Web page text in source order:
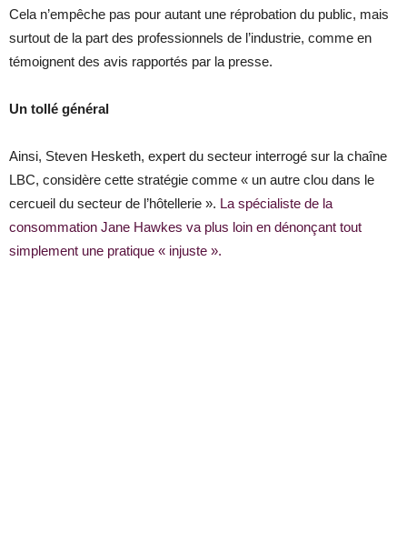
Cela n’empêche pas pour autant une réprobation du public, mais
surtout de la part des professionnels de l’industrie, comme en
témoignent des avis rapportés par la presse.
Un tollé général
Ainsi, Steven Hesketh, expert du secteur interrogé sur la chaîne
LBC, considère cette stratégie comme « un autre clou dans le
cercueil du secteur de l’hôtellerie ». La spécialiste de la
consommation Jane Hawkes va plus loin en dénonçant tout
simplement une pratique « injuste ».